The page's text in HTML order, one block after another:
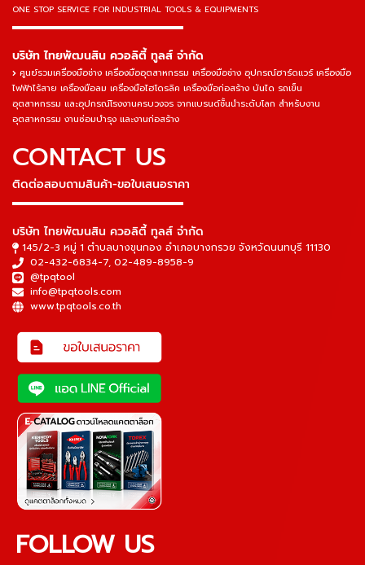
ONE STOP SERVICE FOR INDUSTRIAL TOOLS & EQUIPMENTS
▬▬▬▬▬▬▬▬▬▬▬▬▬▬▬
บริษัท ไทยพัฒนสิน ควอลิตี้ ทูลส์ จำกัด
ศูนย์รวมเครื่องมือช่าง เครื่องมืออุตสาหกรรม เครื่องมือช่าง อุปกรณ์ฮาร์ดแวร์ เครื่องมือ
ไฟฟ้าไร้สาย เครื่องมือลม เครื่องมือไฮโดรลิค เครื่องมือก่อสร้าง บันได รถเข็น
อุตสาหกรรม และอุปกรณ์โรงงานครบวงจร จากแบรนด์ชั้นนำระดับโลก สำหรับงาน
อุตสาหกรรม งานซ่อมบำรุง และงานก่อสร้าง
CONTACT US
ติดต่อสอบถามสินค้า-ขอใบเสนอราคา
▬▬▬▬▬▬▬▬▬▬▬▬▬▬▬
บริษัท ไทยพัฒนสิน ควอลิตี้ ทูลส์ จำกัด
145/2-3 หมู่ 1 ตำบลบางขุนกอง อำเภอบางกรวย จังหวัดนนทบุรี 11130
02-432-6834-7, 02-489-8958-9
@tpqtool
info@tpqtools.com
www.tpqtools.co.th
FOLLOW US